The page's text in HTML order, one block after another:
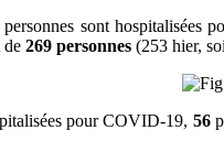
personnes sont hospitalisées
de 269 personnes (253 hier,
pour COVID-19, 56